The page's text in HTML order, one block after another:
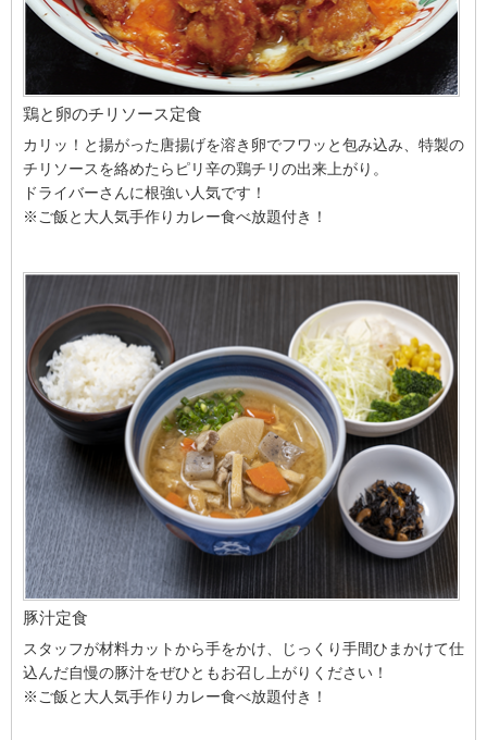
鶏と卵のチリソース定食
カリッ！と揚がった唐揚げを溶き卵でフワッと包み込み、特製の
チリソースを絡めたらピリ辛の鶏チリの出来上がり。
ドライバーさんに根強い人気です！
※ご飯と大人気手作りカレー食べ放題付き！
豚汁定食
スタッフが材料カットから手をかけ、じっくり手間ひまかけて仕
込んだ自慢の豚汁をぜひともお召し上がりください！
※ご飯と大人気手作りカレー食べ放題付き！